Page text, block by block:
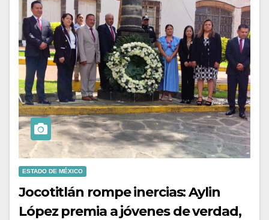
ESTADO DE MÉXICO
Jocotitlán rompe inercias: Aylin
López premia a jóvenes de verdad,